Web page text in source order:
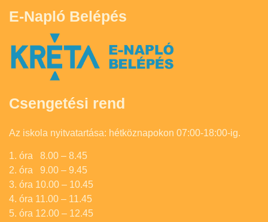
E-Napló Belépés
Csengetési rend
Az iskola nyitvatartása: hétköznapokon 07:00-18:00-ig.
1. óra 8.00 – 8.45
2. óra 9.00 – 9.45
3. óra 10.00 – 10.45
4. óra 11.00 – 11.45
5. óra 12.00 – 12.45